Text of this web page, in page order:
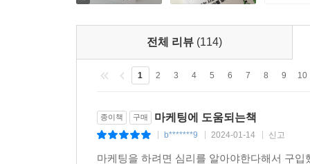
전체 리뷰 (114)
1 2 3 4 5 6 7 8 9 10
종이책 구매 마케팅에 도움되는책
b*******9 2024-01-14 신고
마케팅을 하려면 심리를 알아야한다해서 구